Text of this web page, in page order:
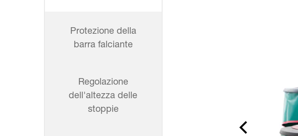
Protezione della
barra falciante
Regolazione
dell'altezza delle
stoppie